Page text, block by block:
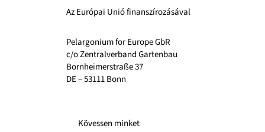
Az Európai Unió finanszírozásával
Pelargonium for Europe GbR
c/o Zentralverband Gartenbau
Bornheimerstraße 37
DE – 53111 Bonn
Kövessen minket